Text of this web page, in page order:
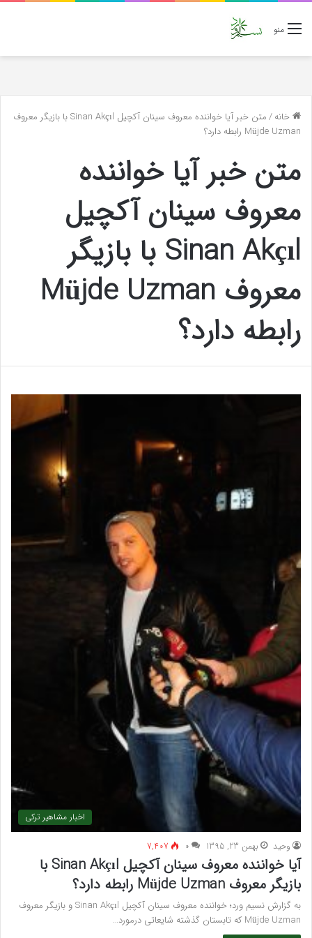
منو
خانه/
متن خبر آیا خواننده معروف سینان آکچیل Sinan Akçıl با بازیگر معروف
Müjde Uzman رابطه دارد؟
متن خبر آیا خواننده
معروف سینان آکچیل
Sinan Akçıl با بازیگر
معروف Müjde Uzman
رابطه دارد؟
اخبار مشاهیر ترکی
وحید بهمن 23, 1395 ۰ 7,407
آیا خواننده معروف سینان آکچیل Sinan Akçıl با
بازیگر معروف Müjde Uzman رابطه دارد؟
به گزارش نسیم ورد؛ خواننده معروف سینان آکچیل Sinan Akçıl و بازیگر معروف
Müjde Uzman که تابستان گذشته شایعاتی درمورد…